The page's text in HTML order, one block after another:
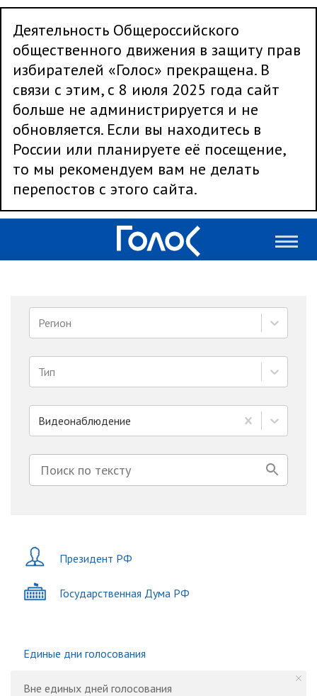
Деятельность Общероссийского
общественного движения в защиту прав
избирателей «Голос» прекращена. В
связи с этим, с 8 июля 2025 года сайт
больше не администрируется и не
обновляется. Если вы находитесь в
России или планируете её посещение,
то мы рекомендуем вам не делать
перепостов с этого сайта.
Регион
Тип
Видеонаблюдение
Президент РФ
Государственная Дума РФ
Единые дни голосования
Вне единых дней голосования